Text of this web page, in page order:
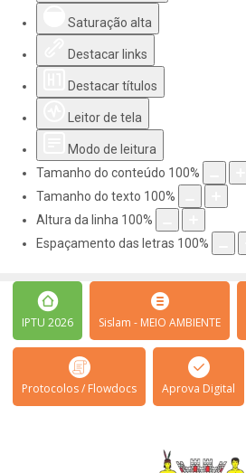
Saturação alta
Destacar links
Destacar títulos
Leitor de tela
Modo de leitura
Tamanho do conteúdo 100%
Tamanho do texto 100%
Altura da linha 100%
Espaçamento das letras 100%
IPTU 2026 Sislam - MEIO AMBIENTE
Protocolos / Flowdocs Aprova Digital